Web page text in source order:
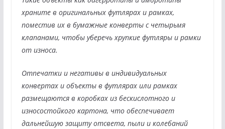
храните в оригинальных футлярах и рамках,
поместив их в бумажные конверты с четырьмя
клапанами, чтобы уберечь хрупкие футляры и рамки
от износа.
Отпечатки и негативы в индивидуальных
конвертах и объекты в футлярах или рамках
размещаются в коробках из бескислотного и
износостойкого картона, что обеспечивает
дальнейшую защиту отсвета, пыли и колебаний